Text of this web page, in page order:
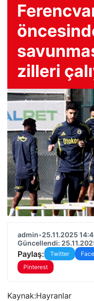
zilleri
admin•25.11.2025
Güncellendi:
Paylaş: Twitter
Pinterest
Kaynak:Hayranlar